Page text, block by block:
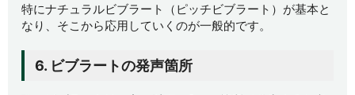
特にナチュラルビブラート（ピッチビブラート）が基本と
なり、そこから応用していくのが一般的です。
6. ビブラートの発声箇所